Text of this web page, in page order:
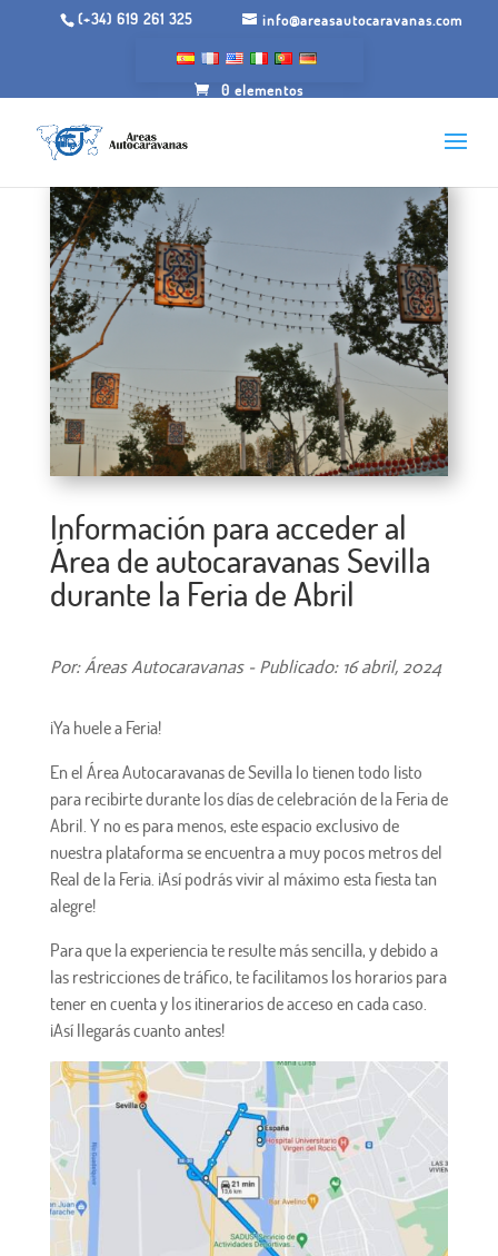
(+34) 619 261 325 info@areasautocaravanas.com
0 elementos
Información para acceder al
Área de autocaravanas Sevilla
durante la Feria de Abril
Por: Áreas Autocaravanas - Publicado: 16 abril, 2024
¡Ya huele a Feria!
En el Área Autocaravanas de Sevilla lo tienen todo listo
para recibirte durante los días de celebración de la Feria de
Abril. Y no es para menos, este espacio exclusivo de
nuestra plataforma se encuentra a muy pocos metros del
Real de la Feria. ¡Así podrás vivir al máximo esta fiesta tan
alegre!
Para que la experiencia te resulte más sencilla, y debido a
las restricciones de tráfico, te facilitamos los horarios para
tener en cuenta y los itinerarios de acceso en cada caso.
¡Así llegarás cuanto antes!